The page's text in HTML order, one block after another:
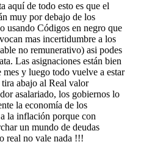
aquí de todo esto es que el
muy por debajo de los
usando Códigos en negro que
mas incertidumbre a los
no remunerativo) asi podes
Las asignaciones están bien
mes y luego todo vuelve a estar
abajo al Real valor
asalariado, los gobiernos lo
la economía de los
la inflación porque con
un mundo de deudas
real no vale nada !!!